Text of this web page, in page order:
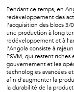
Pendant ce temps, en
redéveloppement des
l'acquisition des blocs 3/
une production à long
redéveloppement et à
l'Angola consiste à
PSVM, qui restent riches
gouvernement et les
technologies avancées
afin d'augmenter la
la durabilité de la